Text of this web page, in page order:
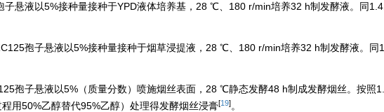
子悬液以5%接种量接种于YPD液体培养基，28 ℃、180 r/min培养32 h制发酵液。同
孢子悬液以5%接种量接种于烟草浸提液，28 ℃、180 r/min培养32 h制发酵液。同
孢子悬液以5%（质量分数）喷施烟丝表面，28 ℃静态发酵48 h制成发酵烟丝。按照
用50%乙醇替代95%乙醇）处理得发酵烟丝浸膏[19]。